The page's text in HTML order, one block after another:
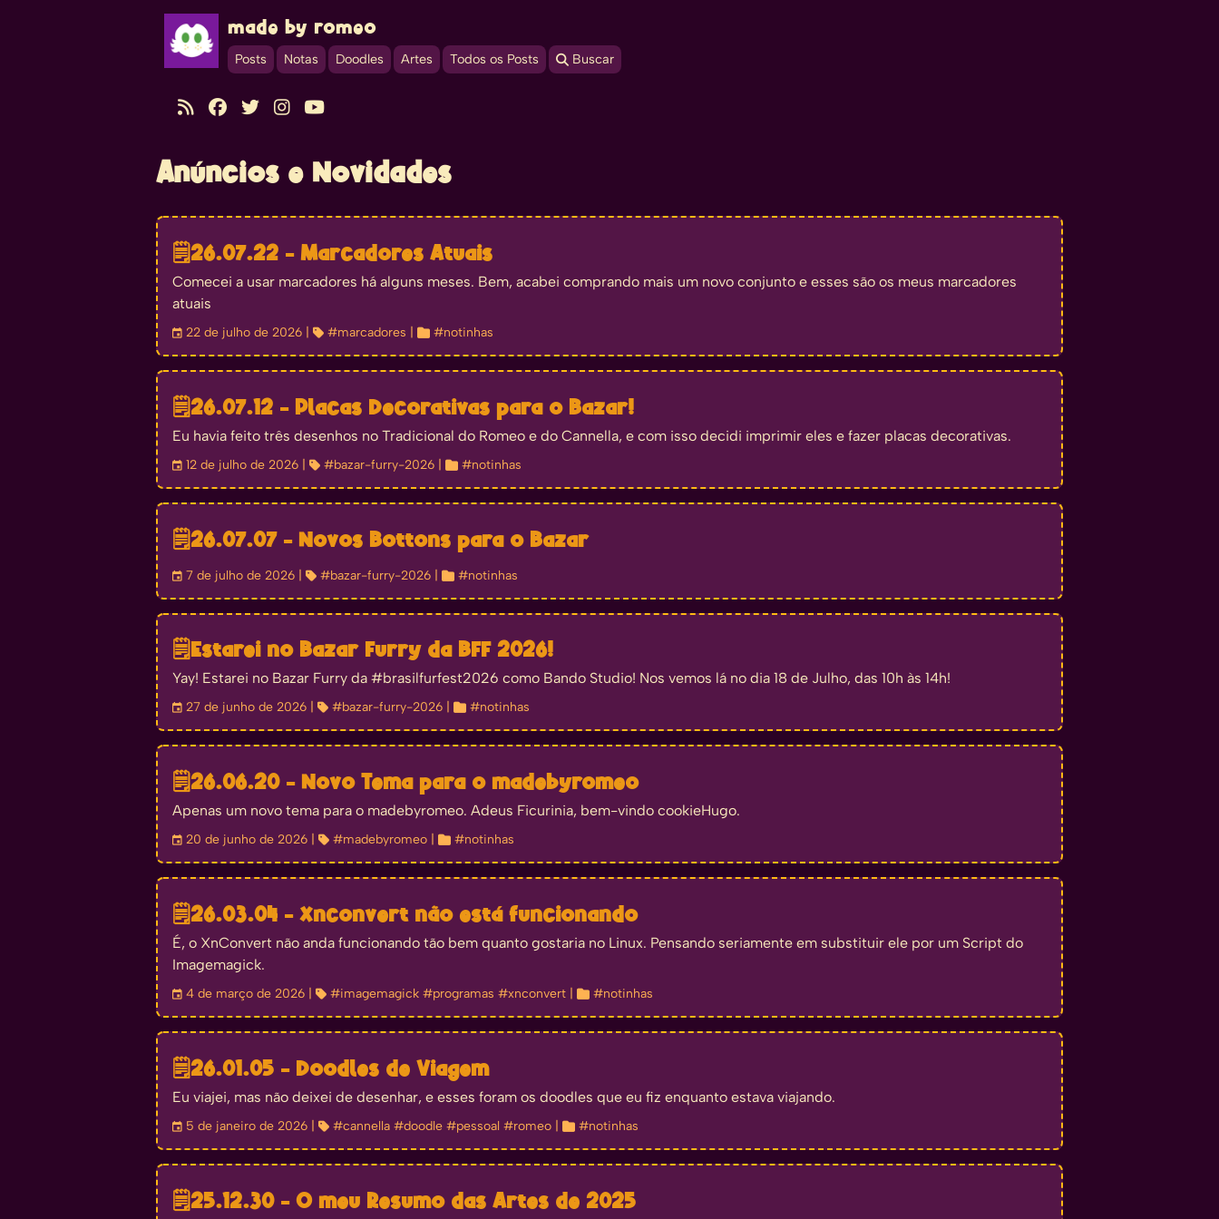
made by romeo
Posts Notas Doodles Artes Todos os Posts  Buscar
    
Anúncios e Novidades
🗒️26.07.22 - Marcadores Atuais
Comecei a usar marcadores há alguns meses. Bem, acabei comprando mais um novo conjunto e esses são os meus marcadores
atuais
󰃭 22 de julho de 2026 |  #marcadores |  #notinhas
🗒️26.07.12 - Placas Decorativas para o Bazar!
Eu havia feito três desenhos no Tradicional do Romeo e do Cannella, e com isso decidi imprimir eles e fazer placas decorativas.
󰃭 12 de julho de 2026 |  #bazar-furry-2026 |  #notinhas
🗒️26.07.07 - Novos Bottons para o Bazar
󰃭 7 de julho de 2026 |  #bazar-furry-2026 |  #notinhas
🗒️Estarei no Bazar Furry da BFF 2026!
Yay! Estarei no Bazar Furry da #brasilfurfest2026 como Bando Studio! Nos vemos lá no dia 18 de Julho, das 10h às 14h!
󰃭 27 de junho de 2026 |  #bazar-furry-2026 |  #notinhas
🗒️26.06.20 - Novo Tema para o madebyromeo
Apenas um novo tema para o madebyromeo. Adeus Ficurinia, bem-vindo cookieHugo.
󰃭 20 de junho de 2026 |  #madebyromeo |  #notinhas
🗒️26.03.04 - Xnconvert não está funcionando
É, o XnConvert não anda funcionando tão bem quanto gostaria no Linux. Pensando seriamente em substituir ele por um Script do
Imagemagick.
󰃭 4 de março de 2026 |  #imagemagick #programas #xnconvert |  #notinhas
🗒️26.01.05 - Doodles de Viagem
Eu viajei, mas não deixei de desenhar, e esses foram os doodles que eu fiz enquanto estava viajando.
󰃭 5 de janeiro de 2026 |  #cannella #doodle #pessoal #romeo |  #notinhas
🗒️25.12.30 - O meu Resumo das Artes de 2025